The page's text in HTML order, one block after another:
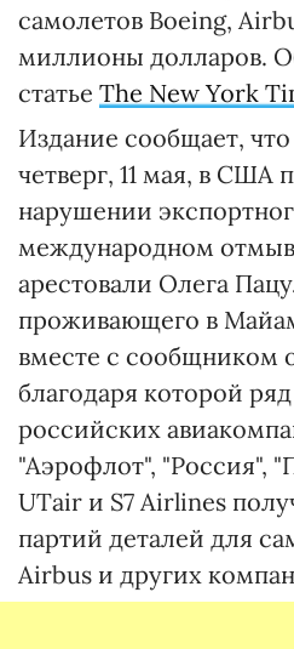
самолетов Boeing,
миллионы долларов.
статье The New York
Издание сообщает,
четверг, 11 мая, в США
нарушении
международном
арестовали Олега
проживающего в
вместе с сообщником
благодаря которой
российских
"Аэрофлот", "Россия",
UTair и S7 Airlines
партий деталей для
Airbus и других